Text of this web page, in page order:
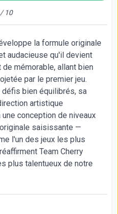
10
la formule originale
audacieuse qu'il devient
mémorable, allant bien
par le premier jeu.
bien équilibrés, sa
artistique
conception de niveaux
saisissante —
l'un des jeux les plus
Team Cherry
plus talentueux de notre